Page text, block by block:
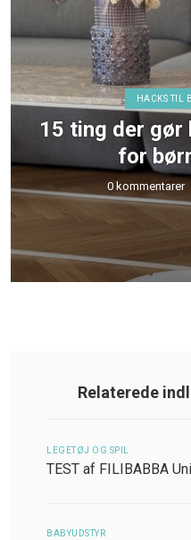
HACKS TIL
15 ting der gør
for
0 kommentarer
Relaterede
LEGETØJ OG SPIL
TEST af FILIBABBA
BABYUDSTYR